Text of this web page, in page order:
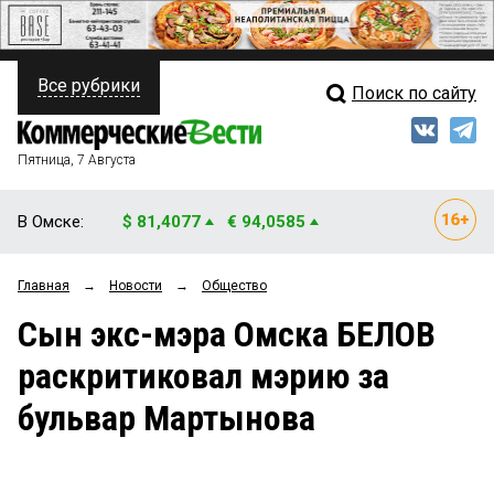
ПОЛИТИКА
ФИНАНСЫ
ОБЩЕСТВО
ЗАКОН
НОВОСТИ КОМПАНИЙ
Свежий выпуск
Рейтинги
Блоги
Архив
Все рубрики Поиск по сайту
Пятница, 7 Августа
В Омске: $ 81,4077 € 94,0585
Главная → Новости → Общество
Сын экс-мэра Омска БЕЛОВ
раскритиковал мэрию за
бульвар Мартынова